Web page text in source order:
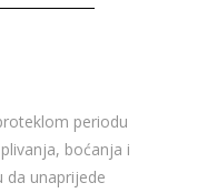
periodu
boćanja i
da unaprijede